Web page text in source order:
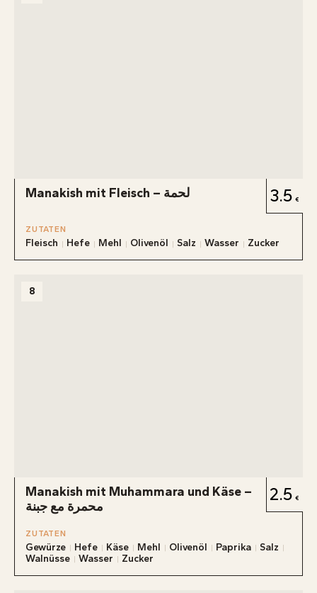
Manakish mit Fleisch – لحمة 3.5
ZUTATEN
Fleisch Hefe Mehl Olivenöl Salz Wasser Zucker
8
Manakish mit Muhammara und Käse –
محمرة مع جبنة
2.5
ZUTATEN
Gewürze Hefe Käse Mehl Olivenöl Paprika
Salz
Walnüsse
Wasser Zucker